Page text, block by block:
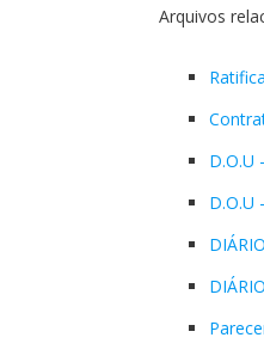
Arquivos
D.O.U
D.O.U